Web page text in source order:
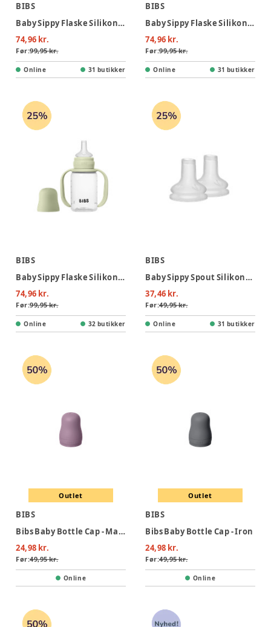
BIBS
Baby Sippy Flaske Silikone 1pk 150 ml - Ivory
74,96 kr.
Før:99,95 kr.
Online 31 butikker
BIBS
Baby Sippy Flaske Silikone 1pk 150 ml - Blush
74,96 kr.
Før:99,95 kr.
Online 31 butikker
BIBS
Baby Sippy Flaske Silikone 1pk 150 ml - Sage
74,96 kr.
Før:99,95 kr.
Online 32 butikker
BIBS
Baby Sippy Spout Silikone 2pk
37,46 kr.
Før:49,95 kr.
Online 31 butikker
Outlet
BIBS
Bibs Baby Bottle Cap - Mauve
24,98 kr.
Før:49,95 kr.
Online
Outlet
BIBS
Bibs Baby Bottle Cap - Iron
24,98 kr.
Før:49,95 kr.
Online